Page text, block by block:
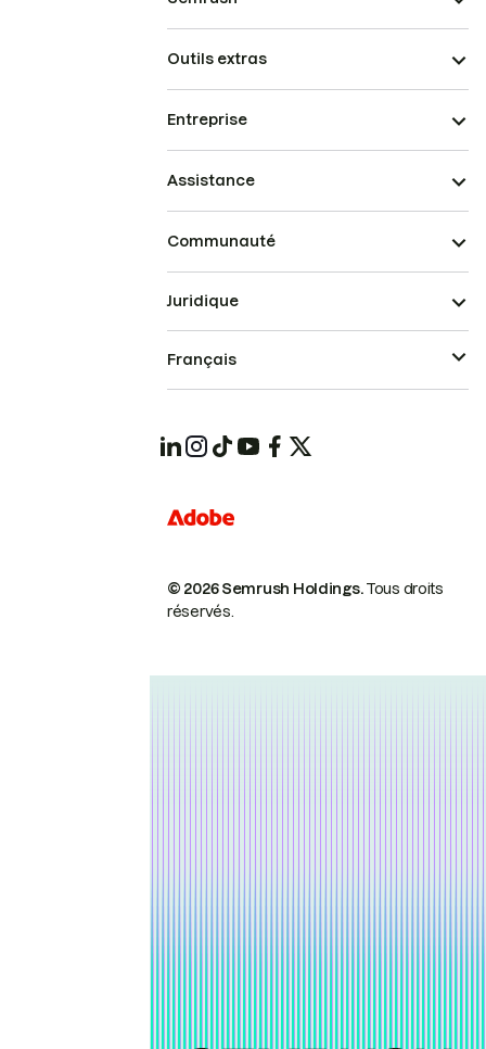
Outils extras
Entreprise
Assistance
Communauté
© 2026 Semrush Holdings.Tous droits
réservés.
Juridique
Français